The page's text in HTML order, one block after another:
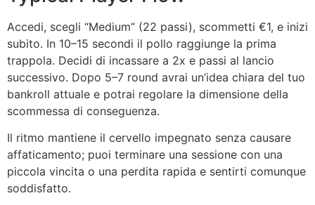
Accedi, scegli “Medium” (22 passi), scommetti €1, e inizi
subito. In 10–15 secondi il pollo raggiunge la prima
trappola. Decidi di incassare a 2x e passi al lancio
successivo. Dopo 5–7 round avrai un’idea chiara del tuo
bankroll attuale e potrai regolare la dimensione della
scommessa di conseguenza.
Il ritmo mantiene il cervello impegnato senza causare
affaticamento; puoi terminare una sessione con una
piccola vincita o una perdita rapida e sentirti comunque
soddisfatto.